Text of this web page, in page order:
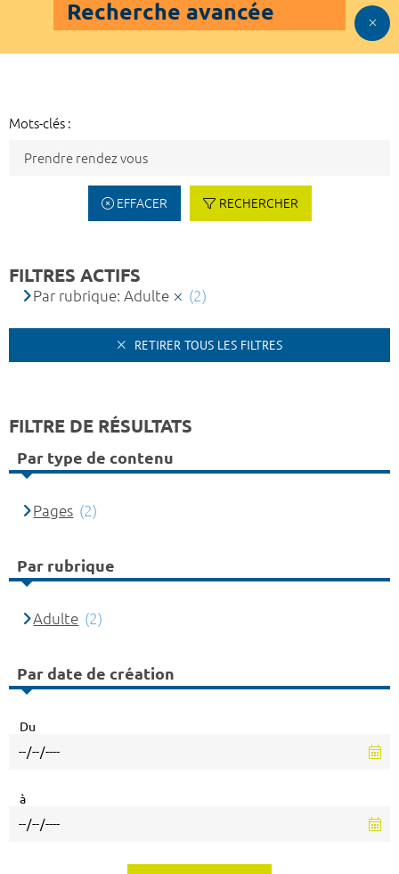
Recherche avancée
Mots-clés :
EFFACER RECHERCHER
FILTRES ACTIFS
Par rubrique: Adulte (2)
RETIRER TOUS LES FILTRES
FILTRE DE RÉSULTATS
Par type de contenu
Pages (2)
Par rubrique
Adulte (2)
Par date de création
Du
à